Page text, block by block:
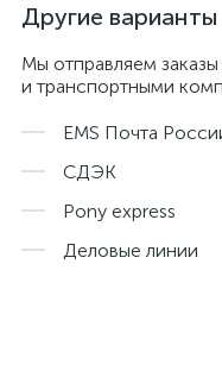
Другие
Мы отправляем
и транспортными
EMS Почта
СДЭК
Pony express
Деловые линии